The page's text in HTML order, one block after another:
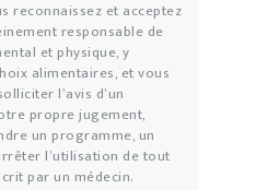
reconnaissez et acceptez
responsable de
et physique, y
alimentaires, et vous
l’avis d’un
propre jugement,
un programme, un
l’utilisation de tout
par un médecin.